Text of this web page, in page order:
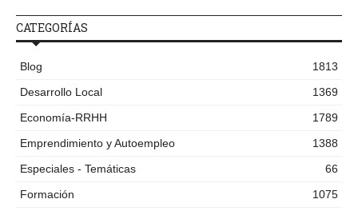
CATEGORÍAS
Blog
1813
Desarrollo Local
1369
Economía-RRHH
1789
Emprendimiento y Autoempleo
1388
Especiales - Temáticas
66
Formación
1075